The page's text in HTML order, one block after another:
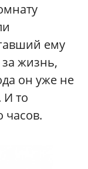
ему
жизнь,
он уже не
И то
часов.